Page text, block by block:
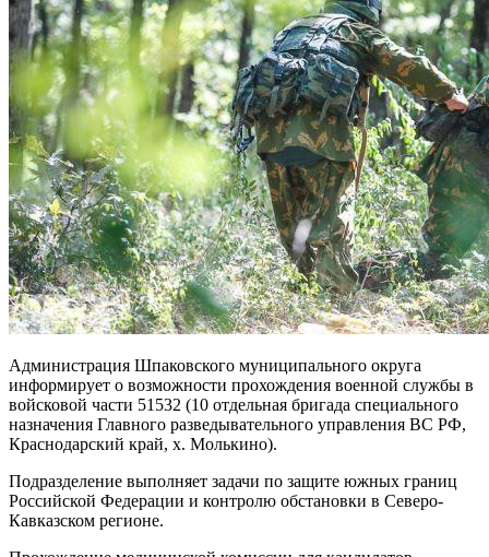
Администрация Шпаковского муниципального округа
информирует о возможности прохождения военной службы в
войсковой части 51532 (10 отдельная бригада специального
назначения Главного разведывательного управления ВС РФ,
Краснодарский край, х. Молькино).
Подразделение выполняет задачи по защите южных границ
Российской Федерации и контролю обстановки в Северо-
Кавказском регионе.